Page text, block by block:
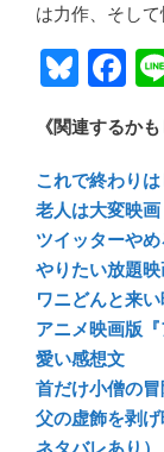
は力作、そして
Bl
u
e
sk
y
F
ac
e
b
o
ok
《関連するか
これで終わり
老人は大変映
ツイッターや
やりたい放題
ワニどんと来
アニメ映画版
愛い感想文
首だけ小僧の
父の虚飾を剥